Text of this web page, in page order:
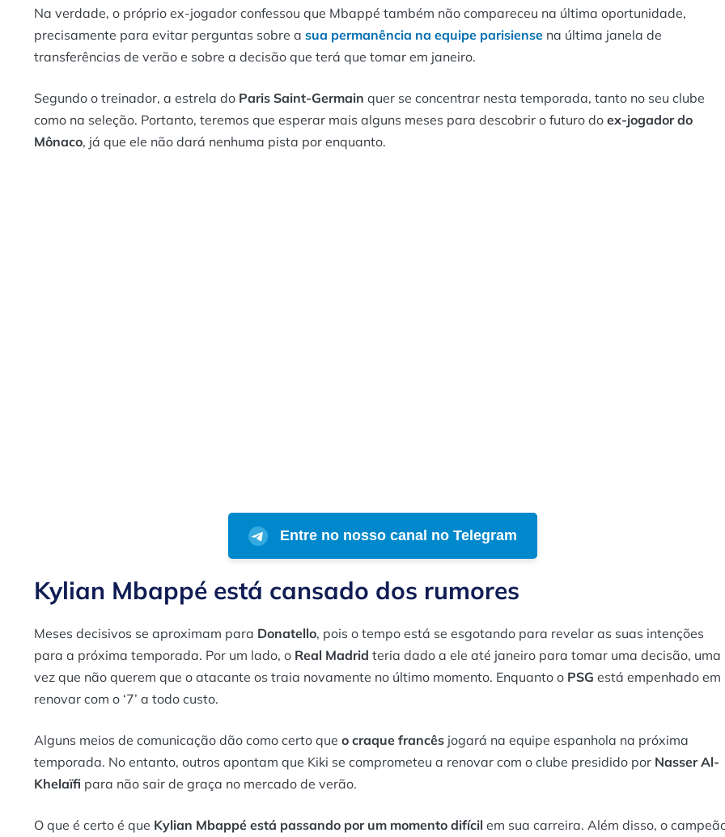
Na verdade, o próprio ex-jogador confessou que Mbappé também não compareceu na última oportunidade,
precisamente para evitar perguntas sobre a sua permanência na equipe parisiense na última janela de
transferências de verão e sobre a decisão que terá que tomar em janeiro.
Segundo o treinador, a estrela do Paris Saint-Germain quer se concentrar nesta temporada, tanto no seu clube
como na seleção. Portanto, teremos que esperar mais alguns meses para descobrir o futuro do ex-jogador do
Mônaco, já que ele não dará nenhuma pista por enquanto.
Entre no nosso canal no Telegram
Kylian Mbappé está cansado dos rumores
Meses decisivos se aproximam para Donatello, pois o tempo está se esgotando para revelar as suas intenções
para a próxima temporada. Por um lado, o Real Madrid teria dado a ele até janeiro para tomar uma decisão, uma
vez que não querem que o atacante os traia novamente no último momento. Enquanto o PSG está empenhado em
renovar com o ‘7’ a todo custo.
Alguns meios de comunicação dão como certo que o craque francês jogará na equipe espanhola na próxima
temporada. No entanto, outros apontam que Kiki se comprometeu a renovar com o clube presidido por Nasser Al-
Khelaïfi para não sair de graça no mercado de verão.
O que é certo é que Kylian Mbappé está passando por um momento difícil em sua carreira. Além disso, o